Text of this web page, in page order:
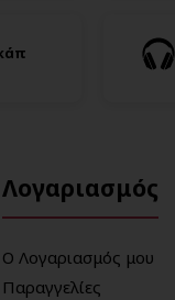
Λογαριασμός
Ο Λογαριασμός μου
Παραγγελίες